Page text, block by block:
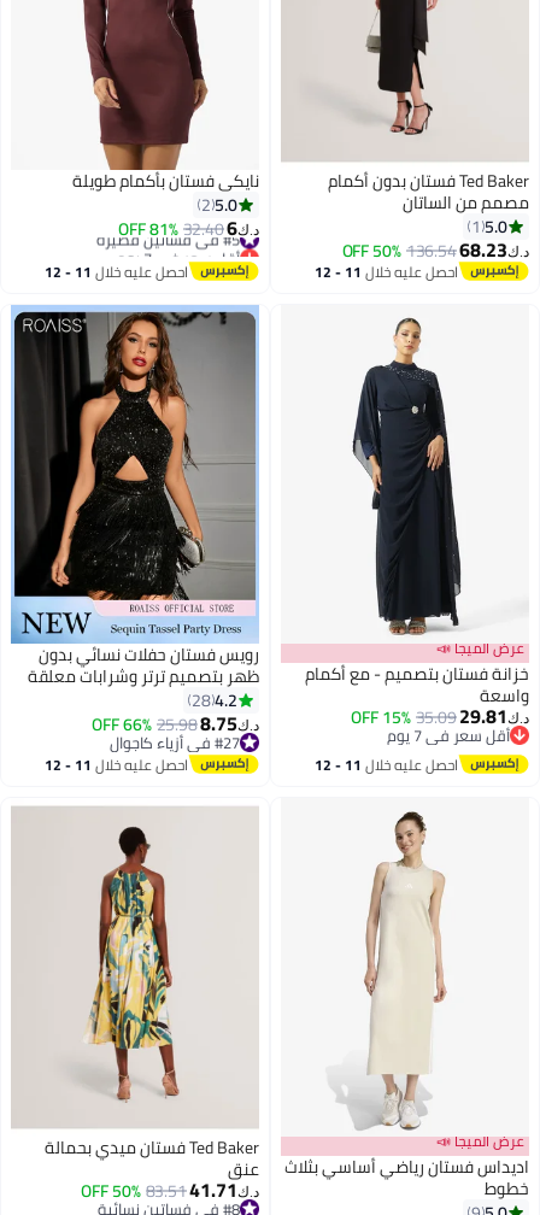
Ted Baker فستان بدون أكمام
مصمم من الساتان
5.0
1
د.ك‏68.23
136.54
50% OFF
احصل عليه خلال 11 - 12
نايكي فستان بأكمام طويلة
5.0
2
د.ك‏6
32.40
81% OFF #5 في فساتين قصيرة
أقل سعر في 7 يوم
#5 في فساتين قصيرة احصل عليه خلال 11 - 12
عرض الميجا 📣
خزانة فستان بتصميم - مع أكمام
واسعة
د.ك‏29.81
35.09
15% OFF
أقل سعر في 7 يوم
أقل سعر في 7 يوماحصل عليه خلال 11 - 12
رويس فستان حفلات نسائي بدون
ظهر بتصميم ترتر وشرابات معلقة
على الرقبة، فستان راقص بتصميم
مفرغ عصري، تنورة قصيرة برقبة
مستديرة وبدون أكمام، فستان
مواعدة أسود
4.2
28
د.ك‏8.75
25.98
66% OFF
#27 في أزياء كاجوال
#27 في أزياء كاجوال احصل عليه خلال 11 - 12
عرض الميجا 📣
اديداس فستان رياضي أساسي بثلاث
خطوط
Ted Baker فستان ميدي بحمالة
عنق
د.ك‏41.71
83.51
50% OFF
#8 في فساتين نسائية